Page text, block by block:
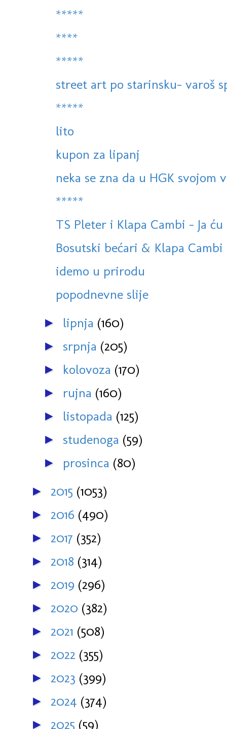
*****
****
*****
street art po starinsku- varoš
*****
lito
kupon za lipanj
neka se zna da u HGK svojom
*****
TS Pleter i Klapa Cambi - Ja
Bosutski bećari & Klapa
idemo u prirodu
popodnevne slije
► lipnja (160)
► srpnja (205)
► kolovoza (170)
► rujna (160)
► listopada (125)
► studenoga (59)
► prosinca (80)
► 2015 (1053)
► 2016 (490)
► 2017 (352)
► 2018 (314)
► 2019 (296)
► 2020 (382)
► 2021 (508)
► 2022 (355)
► 2023 (399)
► 2024 (374)
► 2025 (59)